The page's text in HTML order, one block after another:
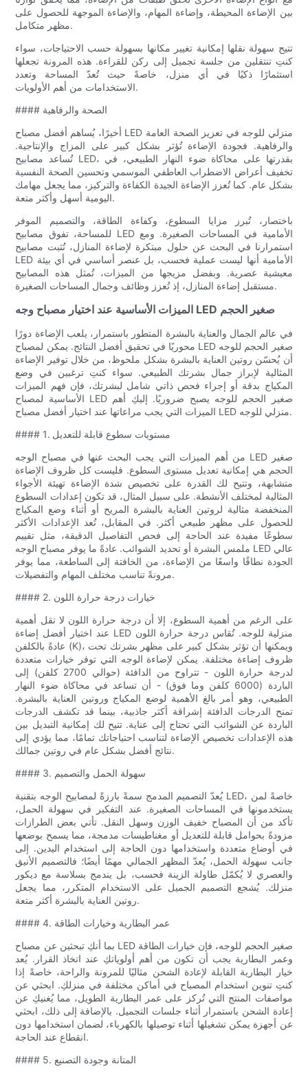
بين الإضاءة المحيطة، وإضاءة المهام، والإضاءة الموجهة للحصول على
مظهر متكامل.
تتيح سهولة نقلها إمكانية تغيير مكانها بسهولة حسب الاحتياجات، سواء
كنتِ تنتقلين من جلسة تجميل إلى ركن للقراءة. هذه المرونة تجعلها
استثمارًا ذكيًا في أي منزل، خاصةً حيث تُعدّ المساحة وتعدد
الاستخدامات من أهم الأولويات.
#### الصحة والرفاهية
أخيرًا، يُساهم أفضل مصباح LED منزلي للوجه في تعزيز الصحة العامة
والرفاهية. فجودة الإضاءة تُؤثر بشكل كبير على المزاج والإنتاجية.
تُساعد مصابيح LED، بقدرتها على محاكاة ضوء النهار الطبيعي، في
تخفيف أعراض الاضطراب العاطفي الموسمي وتحسين الصحة النفسية
بشكل عام. كما تُعزز الإضاءة الجيدة الكفاءة والتركيز، مما يجعل مهامك
اليومية أسهل وأكثر متعة.
باختصار، تُبرز مزايا السطوع، وكفاءة الطاقة، والتصميم الموفر
للمساحة، تفوق مصابيح LED الأمامية في المساحات الصغيرة. ومع
استمرارنا في البحث عن حلول مبتكرة لإضاءة المنازل، تُثبت مصابيح
LED الأمامية أنها ليست عملية فحسب، بل عنصر أساسي في أي بيئة
معيشية عصرية. وبفضل مزيجها من الميزات، تُمثل هذه المصابيح
مستقبل إضاءة المنازل، إذ تُعزز وظائف وجمال المساحات الصغيرة.
الميزات الأساسية عند اختيار مصباح وجه LED صغير الحجم
في عالم الجمال والعناية بالبشرة المتطور باستمرار، يلعب الإضاءة دورًا
محوريًا في تحقيق أفضل النتائج. يمكن لمصباح LED صغير الحجم للوجه
أن يُحسّن روتين العناية بالبشرة بشكل ملحوظ، من خلال توفير الإضاءة
المثالية لإبراز جمال بشرتك الطبيعي. سواء كنتِ ترغبين في وضع
المكياج بدقة أو إجراء فحص ذاتي شامل لبشرتك، فإن فهم الميزات
الأساسية لمصباح LED صغير الحجم للوجه يصبح ضروريًا. إليكِ أهم
الميزات التي يجب مراعاتها عند اختيار أفضل مصباح LED منزلي للوجه.
#### 1. مستويات سطوع قابلة للتعديل
من أهم الميزات التي يجب البحث عنها في مصباح الوجه LED صغير
الحجم هي إمكانية تعديل مستوى السطوع. فليست كل ظروف الإضاءة
متشابهة، وتتيح لك القدرة على تخصيص شدة الإضاءة تهيئة الأجواء
المثالية لمختلف الأنشطة. على سبيل المثال، قد تكون إعدادات السطوع
المنخفضة مثالية لروتين العناية بالبشرة المريح أو أثناء وضع المكياج
للحصول على مظهر طبيعي أكثر. في المقابل، تُعد الإعدادات الأكثر
سطوعًا مفيدة عند الحاجة إلى فحص التفاصيل الدقيقة، مثل تقييم
ملمس البشرة أو تحديد الشوائب. عادةً ما يوفر مصباح الوجه LED عالي
الجودة نطاقًا واسعًا من الإضاءة، من الخافتة إلى الساطعة، مما يوفر
مرونةً تناسب مختلف المهام والتفضيلات.
#### 2. خيارات درجة حرارة اللون
على الرغم من أهمية السطوع، إلا أن درجة حرارة اللون لا تقل أهمية
عند اختيار أفضل إضاءة LED منزلية للوجه. تُقاس درجة حرارة اللون
عادةً بالكلفن (K)، ويمكنها أن تؤثر بشكل كبير على مظهر بشرتك تحت
ظروف إضاءة مختلفة. يمكن لإضاءة الوجه التي توفر خيارات متعددة
لدرجة حرارة اللون - تتراوح من الدافئة (حوالي 2700 كلفن) إلى
الباردة (6000 كلفن وما فوق) - أن تساعد في محاكاة ضوء النهار
الطبيعي، وهو أمر بالغ الأهمية لوضع المكياج وروتين العناية بالبشرة.
تمنح الدرجات الدافئة إشراقة أكثر جاذبية، بينما قد تكشف الدرجات
الباردة عن الشوائب التي تحتاج إلى عناية. تتيح لك إمكانية التبديل بين
هذه الإعدادات تخصيص الإضاءة لتناسب احتياجاتك تمامًا، مما يؤدي إلى
نتائج أفضل بشكل عام في روتين جمالك.
#### 3. سهولة الحمل والتصميم
يُعدّ التصميم المدمج سمةً بارزةً لمصابيح الوجه بتقنية LED، خاصةً لمن
يستخدمونها في المساحات الصغيرة. عند التفكير في سهولة الحمل،
تأكد من أن المصباح خفيف الوزن وسهل النقل. تأتي بعض الطرازات
مزودةً بحوامل قابلة للتعديل أو مغناطيسات مدمجة، مما يسمح بوضعها
في أوضاع متعددة واستخدامها دون الحاجة إلى استخدام اليدين. إلى
جانب سهولة الحمل، يُعدّ المظهر الجمالي مهمًا أيضًا؛ فالتصميم الأنيق
والعصري لا يُكمّل طاولة الزينة فحسب، بل يندمج بسلاسة مع ديكور
منزلك. يُشجع التصميم الجميل على الاستخدام المتكرر، مما يجعل
روتين العناية بالبشرة أكثر متعة.
#### 4. عمر البطارية وخيارات الطاقة
بما أنكِ تبحثين عن مصباح LED صغير الحجم للوجه، فإن خيارات الطاقة
وعمر البطارية يجب أن تكون من أهم أولوياتكِ عند اتخاذ القرار. يُعد
خيار البطارية القابلة لإعادة الشحن مثاليًا للمرونة والراحة، خاصةً إذا
كنتِ تنوين استخدام المصباح في أماكن مختلفة في منزلكِ. ابحثي عن
مواصفات المنتج التي تُركز على عمر البطارية الطويل، مما يُغنيكِ عن
إعادة الشحن باستمرار أثناء جلسات التجميل. بالإضافة إلى ذلك، ابحثي
عن أجهزة يمكن تشغيلها أثناء توصيلها بالكهرباء، لضمان استخدامها دون
انقطاع عند الحاجة.
#### 5. المتانة وجودة التصنيع